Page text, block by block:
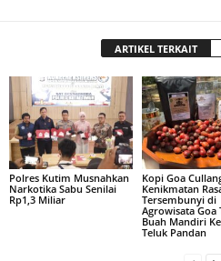
ARTIKEL TERKAIT
Polres Kutim Musnahkan
Narkotika Sabu Senilai
Rp1,3 Miliar
Kopi Goa
Kenikmatan
Tersembunyi di
Agrowisata Goa
Buah Mandiri
Teluk Pandan